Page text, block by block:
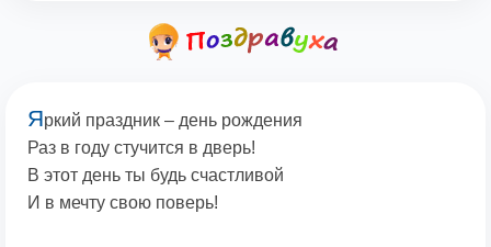
Яркий праздник – день рождения
Раз в году стучится в дверь!
В этот день ты будь счастливой
И в мечту свою поверь!